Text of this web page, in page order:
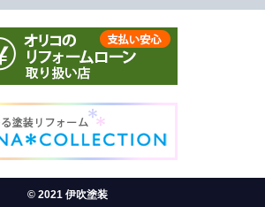
© 2021 伊吹塗装